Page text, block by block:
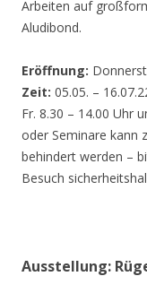
Arbeiten auf
Aludibond.
Eröffnung:
Zeit: 05.05. –
Fr. 8.30 – 14.00 Uhr
oder Seminare kann
behindert werden –
Besuch
Ausstellung: